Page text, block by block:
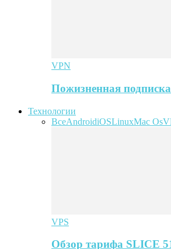
VPN
Пожизненная
Технологии
ВсеAndroidiOSLinuxMac Os
VPS
Обзор тарифа SLICE